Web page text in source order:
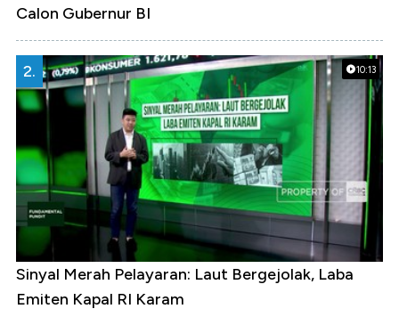
Calon Gubernur BI
10:13
2.
Sinyal Merah Pelayaran: Laut Bergejolak, Laba
Emiten Kapal RI Karam